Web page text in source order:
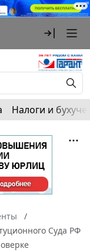
Налоги и
Суда РФ